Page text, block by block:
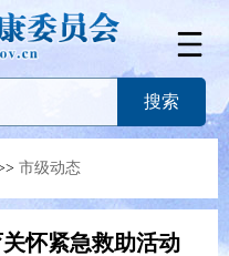
市级动态
怀紧急救助活动